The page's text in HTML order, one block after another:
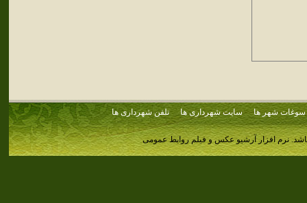
سوغات شهر ها سایت شهرداری ها تلفن شهرداری ها
نرم افزار آرشیو عکس و فیلم روابط عمومی